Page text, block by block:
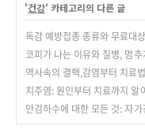
'건강' 카테고리의 다른 글
독감 예방접종 종류와 무료대
코피가 나는 이유와 질병, 멈
역사속의 결핵,감염부터 치료
치주염: 원인부터 치료까지 알
안검하수에 대한 모든 것: 자